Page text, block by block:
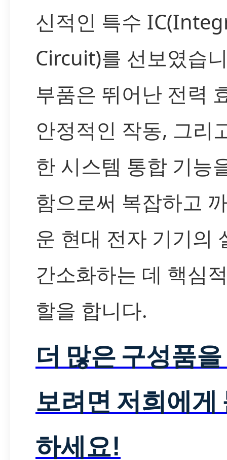
신적인 특수
Circuit)를 선보였습
부품은 뛰어난 전력
안정적인 작동, 그리
한 시스템 통합 기능
함으로써 복잡하고
운 현대 전자 기기의
간소화하는 데 핵심
할을 합니다.
더 많은 구성품
보려면 저희에게
하세요!